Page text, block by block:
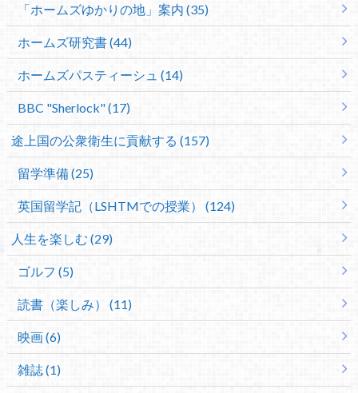
「ホームズゆかりの地」案内 (35)
ホームズ研究書 (44)
ホームズパスティーシュ (14)
BBC "Sherlock" (17)
途上国の公衆衛生に貢献する (157)
留学準備 (25)
英国留学記（LSHTMでの授業） (124)
人生を楽しむ (29)
ゴルフ (5)
読書（楽しみ） (11)
映画 (6)
雑誌 (1)